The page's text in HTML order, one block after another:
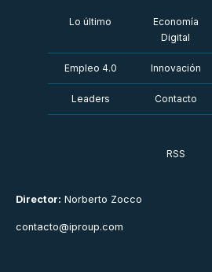
Director: Norberto Zocco
contacto@iproup.com
Lo último
Economía
Digital
Empleo 4.0 Innovación
Leaders Contacto
RSS